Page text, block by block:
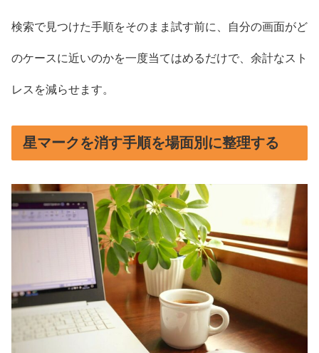
検索で見つけた手順をそのまま試す前に、自分の画面がど
のケースに近いのかを一度当てはめるだけで、余計なスト
レスを減らせます。
星マークを消す手順を場面別に整理する